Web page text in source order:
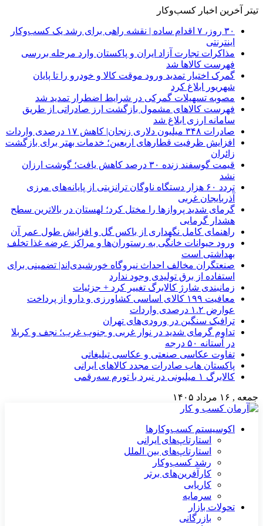
تیتر آخرین اخبار کسب‌وکار
۳۰ روز، ۷ اقدام ساده | نقشه راهی برای رشد یک کسب‌وکار
اینترنتی
مذاکرات تجارت آزاد ایران و پاکستان وارد مرحله بررسی
فهرست کالاها شد
گمرک اختیار تمدید ورود موقت کالا و خودرو را تا پایان
شهریور ابلاغ کرد
مصوبه تسهیلات گمرکی در شرایط اضطرار تمدید شد
فهرست کالاهای مشمول بازگشت ارز صادراتی از طریق
سامانه ارزی ابلاغ شد
صادرات ۳۴۸ میلیون دلاری زنجان| ‌کاهش ۱۷ درصدی واردات
افزایش ظرفیت قطارهای اربعین؛ خدمات بهتر برای بازگشت
زائران
قیمت گوسفند زنده ۳۰ درصد کاهش یافت؛ گوشت ارزان
نشد
تردد ۶۰ هزار دستگاه ناوگان ترانزیتی از پایانه‌های مرزی
آذربایجان ‌غربی
گرمای شدید پروازها را مختل کرد؛ لهستان در بالاترین سطح
هشدار گرمایی
راهنمای کامل نگهداری از باکس گل و افزایش طول عمر آن
ورود حیوانات خانگی به رستوران‌ها و مراکز عرضه غذا تخلف
بهداشتی است
صنعتگران مخالف احداث نیروگاه خورشیدی‌اند| تضمینی برای
استفاده از برق تولیدی وجود ندارد
زمانبندی شارژ کالابرگ تغییر کرد + جزئیات
معافیت ۱۹۹ کالای اساسی کشاورزی و دارو از پرداخت
عوارض ۱.۲ درصدی واردات
ترافیک سنگین در ورودی‌های تهران
تداوم گرمای شدید در نوار غربی و جنوب غرب؛ نجف و کربلا
در آستانه ۵۰ درجه
تفاوت عکاسی صنعتی و عکاسی تبلیغاتی
پاکستان هاب صادرات مجدد کالاهای ایرانی
کالابرگ ۱ میلیونی در نبرد با تورم سه‌رقمی
جمعه , ۱۶ مرداد ۱۴۰۵
اکوسیستم کسب‌وکارها
استارتاپ‌های ایرانی
استارتاپ‌های بین الملل
رشد کسب‌وکار
کارآفرین‌های برتر
کاریابی
سرمایه
تحولات بازار
بازرگانی